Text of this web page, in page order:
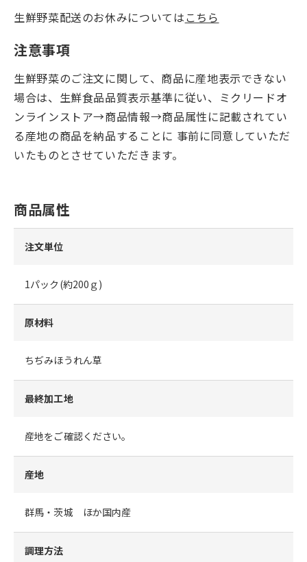
生鮮野菜配送のお休みについては こちら
注意事項
生鮮野菜のご注文に関して、商品に産地表示できない
場合は、生鮮食品品質表示基準に従い、ミクリードオ
ンラインストア→商品情報→商品属性に記載されてい
る産地の商品を納品することに 事前に同意していただ
いたものとさせていただきます。
商品属性
注文単位
1パック(約200ｇ)
原材料
ちぢみほうれん草
最終加工地
産地をご確認ください。
産地
群馬・茨城 ほか国内産
調理方法